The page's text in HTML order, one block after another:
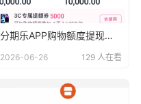
分期乐APP购物额度提现教程：让你轻松变现！
2026-06-26 129 人在看